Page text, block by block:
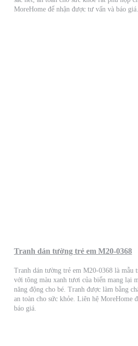
MoreHome để nhận được tư vấn và báo giá.
Tranh dán tường trẻ em M20-0368
Tranh dán tường trẻ em M20-0368 là mẫu
với tông màu xanh tươi của biển mang lại
năng động cho bé. Tranh được làm bằng
an toàn cho sức khỏe. Liên hệ MoreHome
báo giá.